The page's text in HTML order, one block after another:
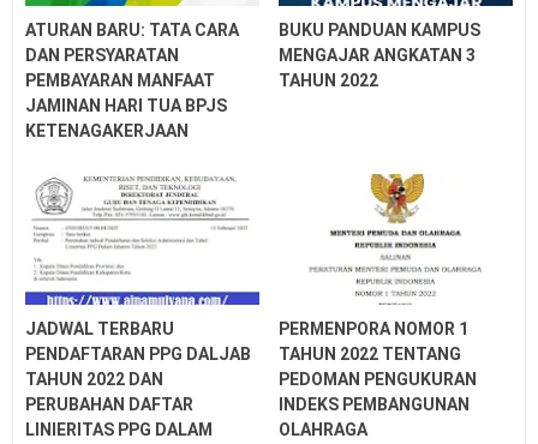
SMK Tahun 2026
Latihan Soal OSN SD SMP Tahun 2026
Soal Penilaian Sumatif Satuan Pendidikan SMA Tahun
2026
Tanggal Kelulusan Siswa SD SMP SMA SMK Tahun
Soal US USP PSSP ASSP SMP Tahun 2026
Soal US USP ASSP PSSP SD Tahun 2026
Latihan Soal UTBK SNBT Tahun 2026 PDF
ATURAN BARU: TATA CARA
DAN PERSYARATAN
PEMBAYARAN MANFAAT
JAMINAN HARI TUA BPJS
KETENAGAKERJAAN
BUKU PANDUAN KAMPUS
MENGAJAR ANGKATAN 3
TAHUN 2022
JADWAL TERBARU
PENDAFTARAN PPG DALJAB
TAHUN 2022 DAN
PERUBAHAN DAFTAR
LINIERITAS PPG DALAM
PERMENPORA NOMOR 1
TAHUN 2022 TENTANG
PEDOMAN PENGUKURAN
INDEKS PEMBANGUNAN
OLAHRAGA